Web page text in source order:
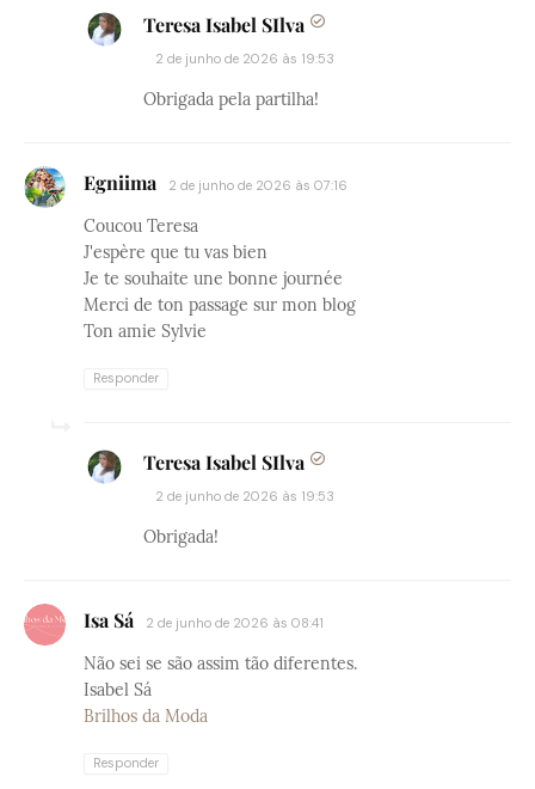
Teresa Isabel SIlva
2 de junho de 2026 às 19:53
Obrigada pela partilha!
Egniima 2 de junho de 2026 às 07:16
Coucou Teresa
J'espère que tu vas bien
Je te souhaite une bonne journée
Merci de ton passage sur mon blog
Ton amie Sylvie
Responder
Teresa Isabel SIlva
2 de junho de 2026 às 19:53
Obrigada!
Isa Sá 2 de junho de 2026 às 08:41
Não sei se são assim tão diferentes.
Isabel Sá
Brilhos da Moda
Responder